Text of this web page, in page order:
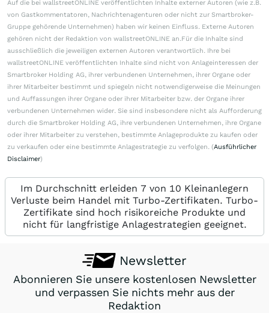
Auf die bei wallstreetONLINE veröffentlichten Inhalte externer Autoren (wie z.B.
von Gastkommentatoren, Nachrichtenagenturen oder nicht zur Smartbroker-
Gruppe gehörende Unternehmen) haben wir keinen Einfluss. Externe Autoren
gehören nicht der Redaktion von wallstreetONLINE an.Für die Inhalte sind
ausschließlich die jeweiligen externen Autoren verantwortlich. Ihre bei
wallstreetONLINE veröffentlichten Inhalte sind nicht von Anlageinteressen der
Smartbroker Holding AG, ihrer verbundenen Unternehmen, ihrer Organe oder
ihrer Mitarbeiter bestimmt und spiegeln nicht notwendigerweise die Meinungen
und Auffassungen ihrer Organe oder ihrer Mitarbeiter bzw. der Organe ihrer
verbundenen Unternehmen wider. Sie sind insbesondere nicht als Aufforderung
durch die Smartbroker Holding AG, ihre verbundenen Unternehmen, ihre Organe
oder ihrer Mitarbeiter zu verstehen, bestimmte Anlageprodukte zu kaufen oder
zu verkaufen oder eine bestimmte Anlagestrategie zu verfolgen. (Ausführlicher
Disclaimer)
Im Durchschnitt erleiden 7 von 10 Kleinanlegern
Verluste beim Handel mit Turbo-Zertifikaten. Turbo-
Zertifikate sind hoch risikoreiche Produkte und
nicht für langfristige Anlagestrategien geeignet.
Newsletter
Abonnieren Sie unsere kostenlosen Newsletter
und verpassen Sie nichts mehr aus der
Redaktion